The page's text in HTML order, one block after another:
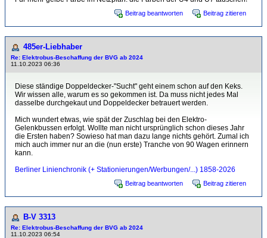
Beitrag beantworten Beitrag zitieren
485er-Liebhaber
Re: Elektrobus-Beschaffung der BVG ab 2024
11.10.2023 06:36
Diese ständige Doppeldecker-"Sucht" geht einem schon auf den Keks.
Wir wissen alle, warum es so gekommen ist. Da muss nicht jedes Mal
dasselbe durchgekaut und Doppeldecker betrauert werden.
Mich wundert etwas, wie spät der Zuschlag bei den Elektro-
Gelenkbussen erfolgt. Wollte man nicht ursprünglich schon dieses Jahr
die Ersten haben? Sowieso hat man dazu lange nichts gehört. Zumal ich
mich auch immer nur an die (nun erste) Tranche von 90 Wagen erinnern
kann.
Berliner Linienchronik (+ Stationierungen/Werbungen/...) 1858-2026
Beitrag beantworten Beitrag zitieren
B-V 3313
Re: Elektrobus-Beschaffung der BVG ab 2024
11.10.2023 06:54